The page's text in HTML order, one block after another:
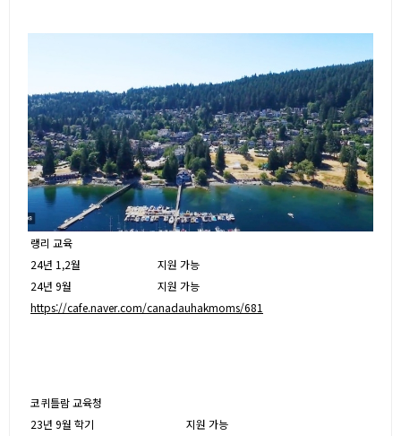
랭리 교육
24년 1,2월
지원 가능
24년 9월
지원 가능
https://cafe.naver.com/canadauhakmoms/681
코퀴틀람 교육청
23년 9월 학기
지원 가능